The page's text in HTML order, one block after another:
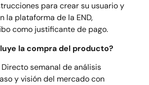
para crear su usuario y
la plataforma de la END,
como justificante de pago.
la compra del producto?
Directo semanal de análisis
y visión del mercado con